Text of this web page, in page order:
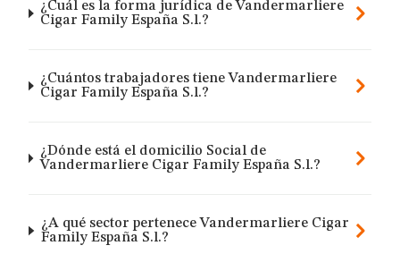
¿Cuál es la forma jurídica de Vandermarliere
Cigar Family España S.l.?
¿Cuántos trabajadores tiene Vandermarliere
Cigar Family España S.l.?
¿Dónde está el domicilio Social de
Vandermarliere Cigar Family España S.l.?
¿A qué sector pertenece Vandermarliere Cigar
Family España S.l.?